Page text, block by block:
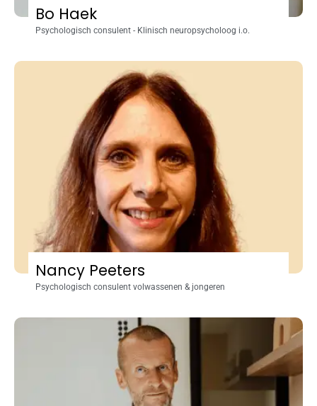
Bo Haek
Psychologisch consulent - Klinisch neuropsycholoog i.o.
Nancy Peeters
Psychologisch consulent volwassenen & jongeren